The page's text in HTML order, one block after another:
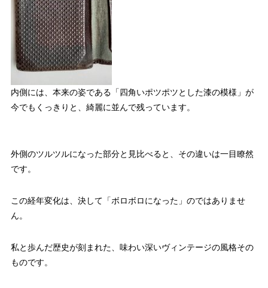
内側には、本来の姿である「四角いポツポツとした漆の模様」が
今でもくっきりと、綺麗に並んで残っています。
外側のツルツルになった部分と見比べると、その違いは一目瞭然
です。
この経年変化は、決して「ボロボロになった」のではありませ
ん。
私と歩んだ歴史が刻まれた、味わい深いヴィンテージの風格その
ものです。